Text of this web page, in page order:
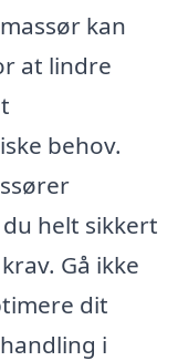
kan
at lindre
behov.
helt sikkert
Gå ikke
dit
i